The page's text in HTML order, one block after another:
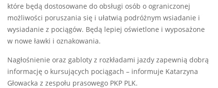
które będą dostosowane do obsługi osób o ograniczonej
możliwości poruszania się i ułatwią podróżnym wsiadanie i
wysiadanie z pociągów. Będą lepiej oświetlone i wyposażone
w nowe ławki i oznakowania.
Nagłośnienie oraz gabloty z rozkładami jazdy zapewnią dobrą
informację o kursujących pociągach – informuje Katarzyna
Głowacka z zespołu prasowego PKP PLK.